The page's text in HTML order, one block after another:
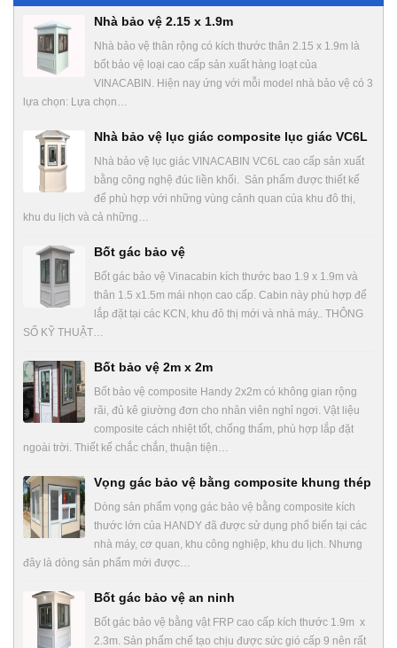
Nhà bảo vệ 2.15 x 1.9m
Nhà bảo vệ thân rộng có kích thước thân 2.15 x 1.9m là
bốt bảo vệ loại cao cấp sản xuất hàng loạt của
VINACABIN. Hiện nay ứng với mỗi model nhà bảo vệ có 3
lựa chọn: Lựa chọn…
Nhà bảo vệ lục giác composite lục giác VC6L
Nhà bảo vệ lục giác VINACABIN VC6L cao cấp sản xuất
bằng công nghệ đúc liền khối. Sản phẩm được thiết kế
để phù hợp với những vùng cảnh quan của khu đô thị,
khu du lịch và cả những…
Bốt gác bảo vệ
Bốt gác bảo vệ Vinacabin kích thước bao 1.9 x 1.9m và
thân 1.5 x1.5m mái nhọn cao cấp. Cabin này phù hợp để
lắp đặt tại các KCN, khu đô thị mới và nhà máy.. THÔNG
SỐ KỸ THUẬT…
Bốt bảo vệ 2m x 2m
Bốt bảo vệ composite Handy 2x2m có không gian rộng
rãi, đủ kê giường đơn cho nhân viên nghỉ ngơi. Vật liệu
composite cách nhiệt tốt, chống thấm, phù hợp lắp đặt
ngoài trời. Thiết kế chắc chắn, thuận tiện…
Vọng gác bảo vệ bằng composite khung thép
Dòng sản phẩm vọng gác bảo vệ bằng composite kích
thước lớn của HANDY đã được sử dụng phổ biến tại các
nhà máy, cơ quan, khu công nghiệp, khu du lịch. Nhưng
đây là dòng sản phẩm mới được…
Bốt gác bảo vệ an ninh
Bốt gác bảo vệ bằng vật FRP cao cấp kích thước 1.9m x
2.3m. Sản phẩm chế tạo chịu được sức gió cấp 9 nên rất